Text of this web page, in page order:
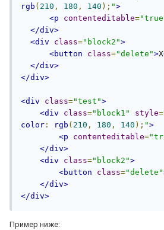
rgb ( 210 , 180 , 140 ); ">
<p
contenteditable=
</div>
<div
class="block2">
<button
class="delete">X
</div>
</div>
<div class="test">
<div
class="block1" style=
color : rgb ( 210 , 180 , 140 ); ">
<p
contenteditable=
</div>
<div
class="block2">
<button
class="delete"
</div>
</div>
Пример ниже: